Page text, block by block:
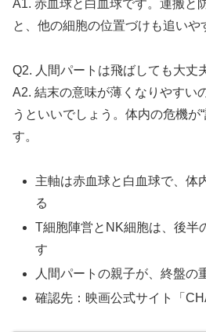
A1. 赤血球と白血球です。運搬と
と、他の細胞の位置づけも追いや
Q2. 人間パートは飛ばしても大丈
A2. 結末の意味が薄くなりやすい
うといいでしょう。体内の危機が
す。
主軸は赤血球と白血球で、体
る
T細胞陣営とNK細胞は、後半
す
人間パートの親子が、終盤の
確認先：映画公式サイト「